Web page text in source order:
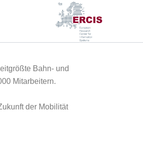
Bahn- und
Mitarbeitern.
der Mobilität